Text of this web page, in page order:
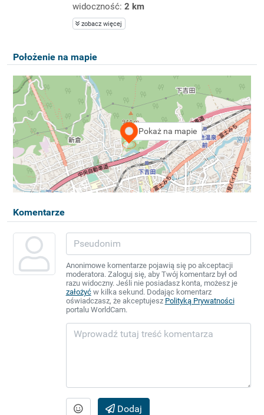
widoczność: 2 km
zobacz więcej
Położenie na mapie
Pokaż na mapie
Komentarze
Anonimowe komentarze pojawią się po akceptacji
moderatora. Zaloguj się, aby Twój komentarz był od
razu widoczny. Jeśli nie posiadasz konta, możesz je
założyćw kilka sekund. Dodając komentarz
oświadczasz, że akceptujesz Polityką Prywatności
portalu WorldCam.
Dodaj